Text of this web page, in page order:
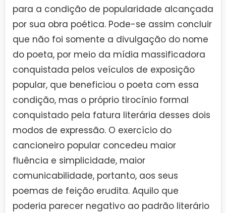
para a condição de popularidade alcançada
por sua obra poética. Pode-se assim concluir
que não foi somente a divulgação do nome
do poeta, por meio da mídia massificadora
conquistada pelos veículos de exposição
popular, que beneficiou o poeta com essa
condição, mas o próprio tirocínio formal
conquistado pela fatura literária desses dois
modos de expressão. O exercício do
cancioneiro popular concedeu maior
fluência e simplicidade, maior
comunicabilidade, portanto, aos seus
poemas de feição erudita. Aquilo que
poderia parecer negativo ao padrão literário